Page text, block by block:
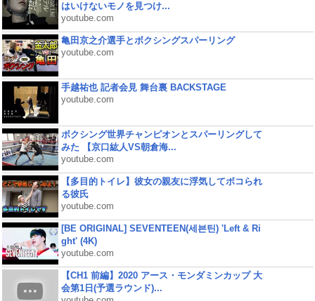
はいけないモノを見つけ...
youtube.com
亀田京之介選手とボクシングスパーリング
youtube.com
手越祐也 記者会見 舞台裏 BACKSTAGE
youtube.com
ボクシング世界チャンピオンとスパーリングして
みた 【京口紘人VS朝倉海...
youtube.com
【多目的トイレ】彼女の親友に浮気してボコられ
る彼氏
youtube.com
[BE ORIGINAL] SEVENTEEN(세븐틴) 'Left & Ri
ght' (4K)
youtube.com
【CH1 前編】2020 アース・モンダミンカップ 大
会第1日(予選ラウンド)...